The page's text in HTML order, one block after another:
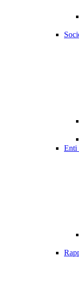
Enti